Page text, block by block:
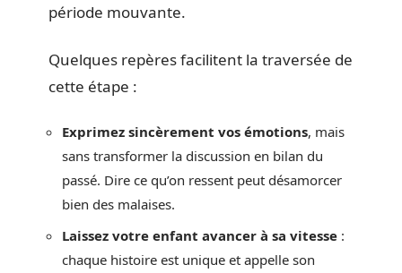
période mouvante.
Quelques repères facilitent la traversée de
cette étape :
Exprimez sincèrement vos émotions, mais
sans transformer la discussion en bilan du
passé. Dire ce qu’on ressent peut désamorcer
bien des malaises.
Laissez votre enfant avancer à sa vitesse :
chaque histoire est unique et appelle son